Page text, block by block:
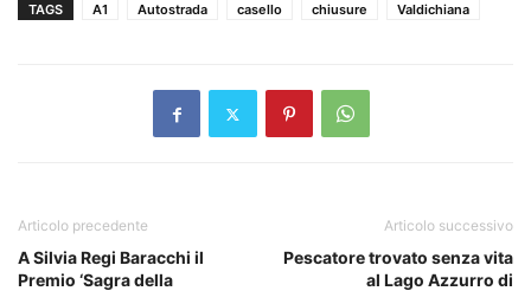
TAGS A1 Autostrada casello chiusure Valdichiana
Articolo precedente
A Silvia Regi Baracchi il
Premio ‘Sagra della
Articolo successivo
Pescatore trovato senza vita
al Lago Azzurro di